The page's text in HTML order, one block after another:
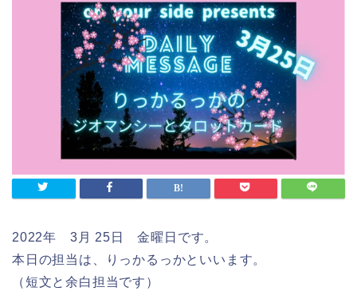
2022年 3月 25日 金曜日です。
本日の担当は、りっかるっかといいます。
（短文と余白担当です）